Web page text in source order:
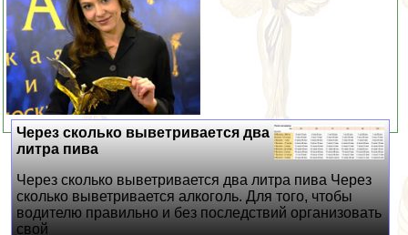
Через сколько выветривается два
литра пива
Через сколько выветривается два литра пива Через
сколько выветривается алкоголь. Для того, чтобы
водителю правильно и без последствий организовать
свой